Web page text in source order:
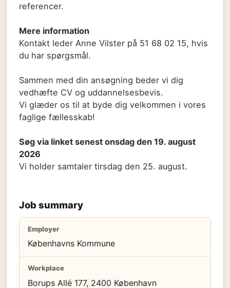
referencer.
Mere information
Kontakt leder Anne Vilster på 51 68 02 15, hvis
du har spørgsmål.
Sammen med din ansøgning beder vi dig
vedhæfte CV og uddannelsesbevis.
Vi glæder os til at byde dig velkommen i vores
faglige fællesskab!
Søg via linket senest onsdag den 19. august
2026
Vi holder samtaler tirsdag den 25. august.
Job summary
Employer
Københavns Kommune
Workplace
Borups Allé 177, 2400 København